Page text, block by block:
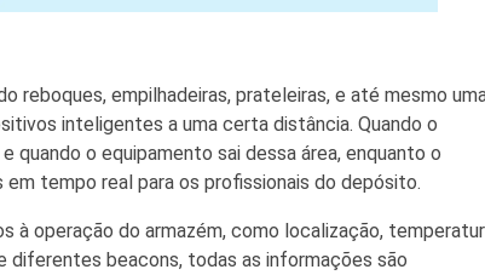
reboques, empilhadeiras, prateleiras, e até mesmo
inteligentes a uma certa distância. Quando o
o equipamento sai dessa área, enquanto o
tempo real para os profissionais do depósito.
operação do armazém, como localização,
diferentes beacons, todas as informações são